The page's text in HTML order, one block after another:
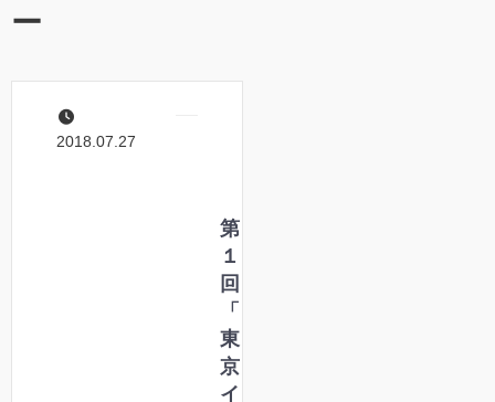
ー
2018.07.27
第
１
回
「
東
京
イ